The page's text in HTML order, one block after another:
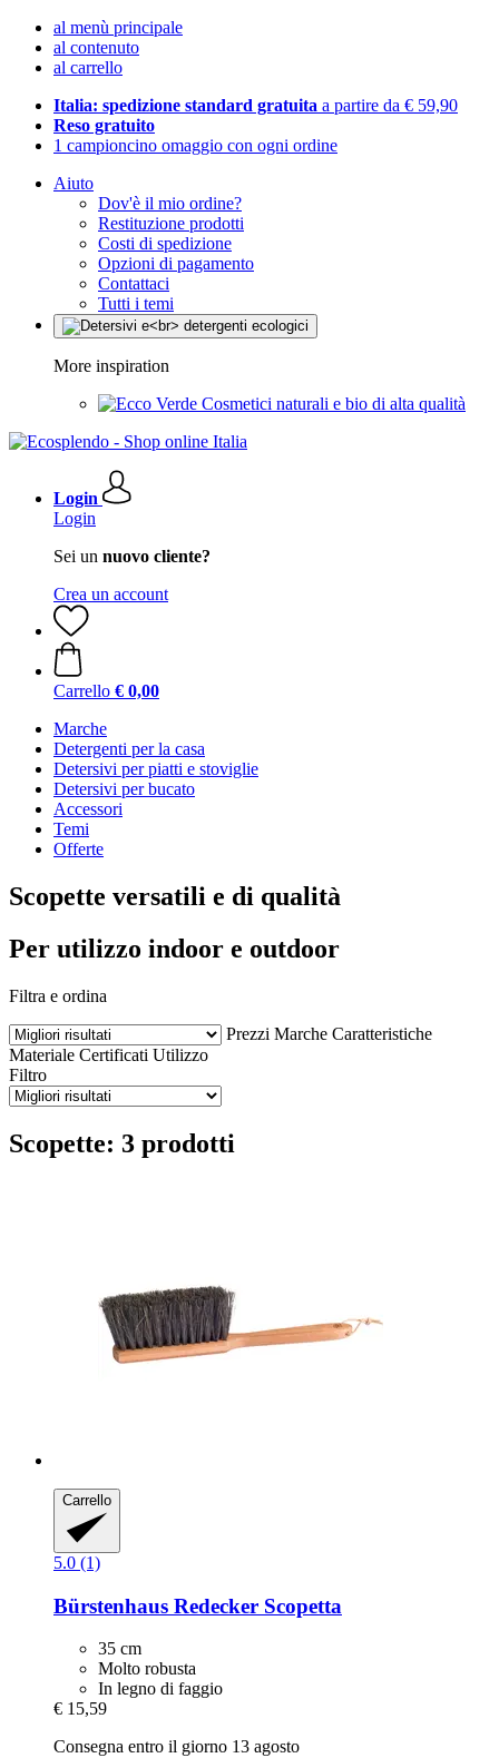
al menù principale
al contenuto
al carrello
Italia: spedizione standard gratuita a partire da € 59,90
Reso gratuito
1 campioncino omaggio con ogni ordine
Aiuto
Dov'è il mio ordine?
Restituzione prodotti
Costi di spedizione
Opzioni di pagamento
Contattaci
Tutti i temi
More inspiration
Cosmetici naturali e bio di alta qualità
Login
Login
Sei un nuovo cliente?
Crea un account
Carrello € 0,00
Marche
Detergenti per la casa
Detersivi per piatti e stoviglie
Detersivi per bucato
Accessori
Temi
Offerte
Scopette versatili e di qualità
Per utilizzo indoor e outdoor
Filtra e ordina
Prezzi Marche Caratteristiche
Materiale Certificati Utilizzo
Filtro
Scopette: 3 prodotti
Carrello
5.0 (1)
Bürstenhaus Redecker Scopetta
35 cm
Molto robusta
In legno di faggio
€ 15,59
Consegna entro il giorno 13 agosto